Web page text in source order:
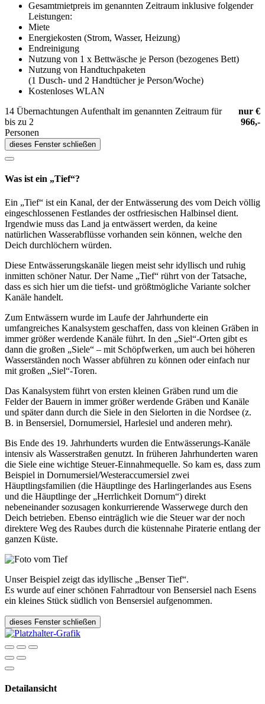
Gesamtmietpreis im genannten Zeitraum inklusive folgender
Leistungen:
Miete
Energiekosten (Strom, Wasser, Heizung)
Endreinigung
Nutzung von 1 x Bettwäsche je Person (bezogenes Bett)
Nutzung von Handtuchpaketen
(1 Dusch- und 2 Handtücher je Person/Woche)
Kostenloses WLAN
14 Übernachtungen Aufenthalt im genannten Zeitraum für
bis zu 2
Personen
nur €
966,-
dieses Fenster schließen
Was ist ein „Tief“?
Ein „Tief“ ist ein Kanal, der der Entwässerung des vom Deich völlig
eingeschlossenen Festlandes der ostfriesischen Halbinsel dient.
Irgendwie muss das Land ja entwässert werden, da keine
natürlichen Wasserabflüsse vorhanden sein können, welche den
Deich durchlöchern würden.
Diese Entwässerungskanäle liegen meist sehr idyllisch und ruhig
inmitten schöner Natur. Der Name „Tief“ rührt von der Tatsache,
dass es sich hier um die tiefst- und größtmögliche Variante solcher
Kanäle handelt.
Zum Entwässern wurde im Laufe der Jahrhunderte ein
umfangreiches Kanalsystem geschaffen, dass von kleinen Gräben in
immer größer werdende Kanäle führt. In den „Siel“-Orten gibt es
dann die großen „Siele“ – mit Schöpfwerken, um auch bei höheren
Wasserständen noch Wasser abführen zu können oder einfach nur
mit großen „Siel“-Toren.
Das Kanalsystem führt von ersten kleinen Gräben rund um die
Felder der Bauern in immer größer werdende Gräben und Kanäle
und später dann durch die Siele in den Sielorten in die Nordsee (z.
B. in Bensersiel, Dornumersiel, Harlesiel und anderen mehr).
Bis Ende des 19. Jahrhunderts wurden die Entwässerungs-Kanäle
intensiv als Wasserstraßen genutzt. In früheren Jahrhunderten waren
die Siele eine wichtige Steuer-Einnahmequelle. So kam es, dass zum
Beispiel in Dornumersiel/Westeraccumersiel zwei
Häuptlingsfamilien (die Häuptlinge des Harlingerlandes aus Esens
und die Häuptlinge der „Herrlichkeit Dornum“) direkt
nebeneinander sozusagen konkurrierende Wasserwege durch den
Deich betrieben. Ebenso einträglich wie die Steuer war der noch
direktere Weg des Raubes durch die küstennahe Piraterie entlang der
ganzen Küste.
Unser Beispiel zeigt das idyllische „Benser Tief“.
Es wurde auf einer schönen Fahrradtour von Bensersiel nach Esens
ein kleines Stück südlich von Bensersiel aufgenommen.
dieses Fenster schließen
Detailansicht